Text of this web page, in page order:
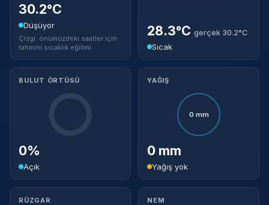
30.2°C
Düşüyor
Çizgi: önümüzdeki saatler için
tahmini sıcaklık eğilimi.
28.3°C gerçek 30.2°C
Sıcak
BULUT ÖRTÜSÜ
0%
Açık
YAĞIŞ
0 mm
0 mm
Yağış yok
RÜZGAR NEM